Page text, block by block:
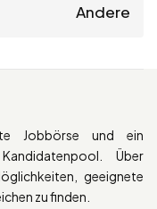
Andere
Jobbörse und ein
Über
geeignete
zu finden.